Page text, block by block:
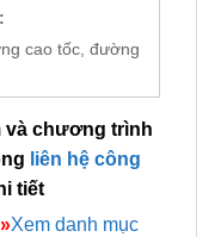
cao tốc, đường
và chương trình
liên hệ công
tiết
»Xem danh mục